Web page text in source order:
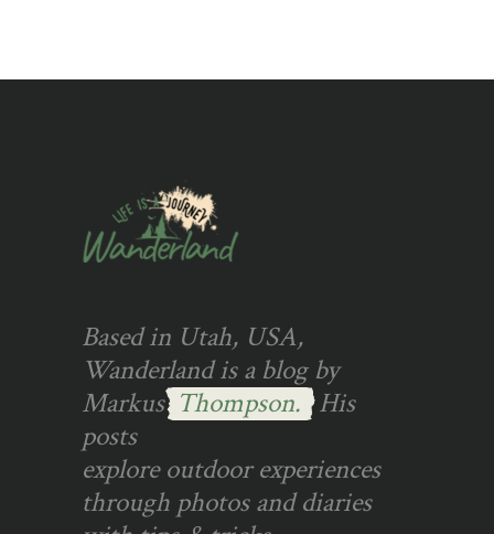
Based in Utah, USA,
Wanderland is a blog by
Markus Thompson. His
posts
explore outdoor experiences
through photos and diaries